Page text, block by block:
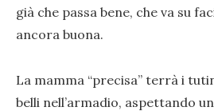
già che passa bene, che va su
ancora buona.
La mamma “precisa” terrà i
belli nell’armadio, aspettando